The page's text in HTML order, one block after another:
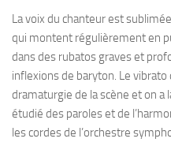
La voix du chanteur est
qui montent régulièrement en
dans des rubatos graves et
inflexions de baryton. Le
dramaturgie de la scène et on
étudié des paroles et de
les cordes de l’orchestre